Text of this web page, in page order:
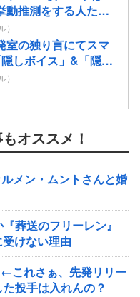
動推測をする人たち
室の独り言にてスマ
しボイス」&「隠し
」解放コマンドが
オススメ！
メン・ムントさんと婚
葬送のフリーレン』
けない理由
これさぁ、先発リリー
投手は入れんの？